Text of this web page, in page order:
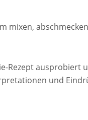
mixen,
Rezept ausprobiert
und